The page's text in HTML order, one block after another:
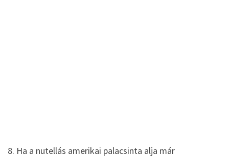
8. Ha a nutellás amerikai palacsinta alja már